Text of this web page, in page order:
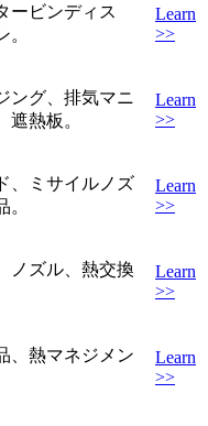
ービンディス
Learn
>>
ング、排気マニ
熱板。
Learn
>>
、ミサイルノズ
Learn
>>
ノズル、熱交換
Learn
>>
、熱マネジメン
Learn
>>